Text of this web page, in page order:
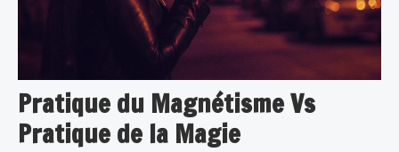
Pratique du Magnétisme Vs
Pratique de la Magie